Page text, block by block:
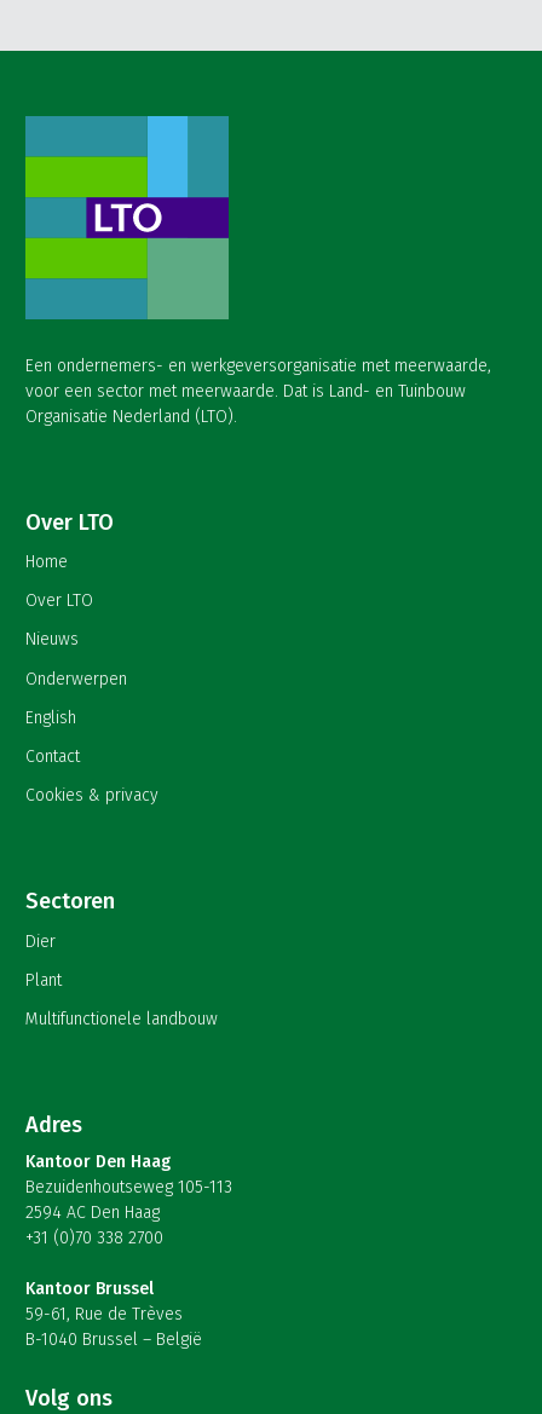
Een ondernemers- en werkgeversorganisatie met meerwaarde,
voor een sector met meerwaarde. Dat is Land- en Tuinbouw
Organisatie Nederland (LTO).
Over LTO
Home
Over LTO
Nieuws
Onderwerpen
English
Contact
Cookies & privacy
Sectoren
Dier
Plant
Multifunctionele landbouw
Adres
Kantoor Den Haag
Bezuidenhoutseweg 105-113
2594 AC Den Haag
+31 (0)70 338 2700
Kantoor Brussel
59-61, Rue de Trèves
B-1040 Brussel – België
Volg ons